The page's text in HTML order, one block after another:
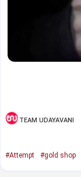
TEAM UDAYAVANI
#Attempt #gold shop